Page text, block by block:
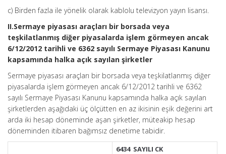
c) Birden fazla ile yönelik olarak kablolu televizyon yayın lisansı.
II.Sermaye piyasası araçları bir borsada veya
teşkilatlanmış diğer piyasalarda işlem görmeyen ancak
6/12/2012 tarihli ve 6362 sayılı Sermaye Piyasası Kanunu
kapsamında halka açık sayılan şirketler
Sermaye piyasası araçları bir borsada veya teşkilatlanmış diğer
piyasalarda işlem görmeyen ancak 6/12/2012 tarihli ve 6362
sayılı Sermaye Piyasası Kanunu kapsamında halka açık sayılan
şirketlerden aşağıdaki üç ölçütten en az ikisinin eşik değerini art
arda iki hesap döneminde aşan şirketler, müteakip hesap
döneminden itibaren bağımsız denetime tabidir.
6434 SAYILI CK